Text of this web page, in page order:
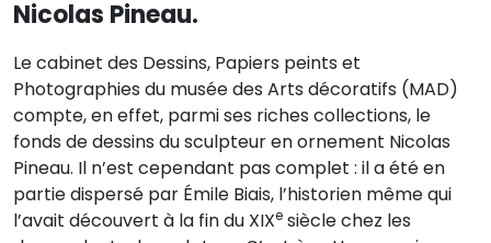
Nicolas Pineau.
Le cabinet des Dessins, Papiers peints et
Photographies du musée des Arts décoratifs (MAD)
compte, en effet, parmi ses riches collections, le
fonds de dessins du sculpteur en ornement Nicolas
Pineau. Il n’est cependant pas complet : il a été en
partie dispersé par Émile Biais, l’historien même qui
l’avait découvert à la fin du XIXe siècle chez les